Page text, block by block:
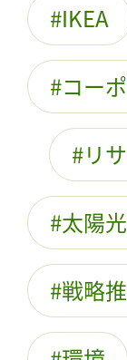
IKEA
コー
リ
太陽
戦略